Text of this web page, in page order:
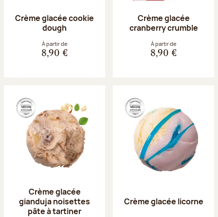
Crème glacée cookie
dough
À partir de
8,90 €
Crème glacée
cranberry crumble
À partir de
8,90 €
Crème glacée
gianduja noisettes
pâte à tartiner
Crème glacée licorne